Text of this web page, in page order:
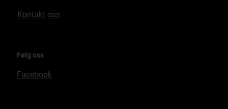
Kontakt oss
Følg oss
Facebook